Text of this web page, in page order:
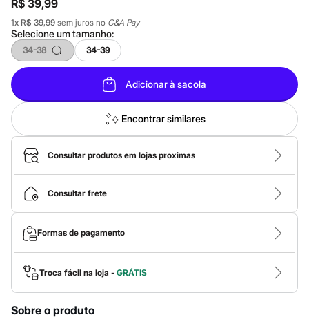
Alfaiataria
Novidades
Roupas
Blusas e Camisetas
Básicos
Calças
Casacos e Jaquetas
Jeans
Macacões
Saias
Shorts e Bermudas
Vestidos
Acessórios
Bolsas
Bonés e Chapéus
Bijoux
Cintos
Óculos
Relógios
Chinelos
Rasteirinhas
Sandálias
Sapatilhas
R$ 39,99
1x R$ 39,99 sem juros no C&A Pay
Selecione umtamanho:
34-38 34-39
Adicionar à sacola
Encontrar similares
Consultar produtos em lojas proximas
Consultar frete
Formas de pagamento
Troca fácil na loja - GRÁTIS
Sobre o produto